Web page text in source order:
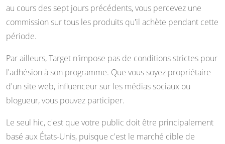
au cours des sept jours précédents, vous percevez une
commission sur tous les produits qu'il achète pendant cette
période.
Par ailleurs, Target n'impose pas de conditions strictes pour
l'adhésion à son programme. Que vous soyez propriétaire
d'un site web, influenceur sur les médias sociaux ou
blogueur, vous pouvez participer.
Le seul hic, c'est que votre public doit être principalement
basé aux États-Unis, puisque c'est le marché cible de